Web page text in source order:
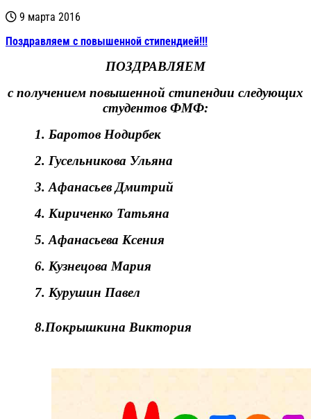
9 марта 2016
Поздравляем с повышенной стипендией!!!
ПОЗДРАВЛЯЕМ
с получением повышенной стипендии следующих
студентов ФМФ:
1. Баротов Нодирбек
2. Гусельникова Ульяна
3.Афанасьев Дмитрий
4. Кириченко Татьяна
5.Афанасьева Ксения
6. Кузнецова Мария
7. Курушин Павел
8.Покрышкина Виктория